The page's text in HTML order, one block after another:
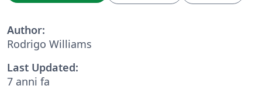
Author:
Rodrigo Williams
Last Updated:
7 anni fa